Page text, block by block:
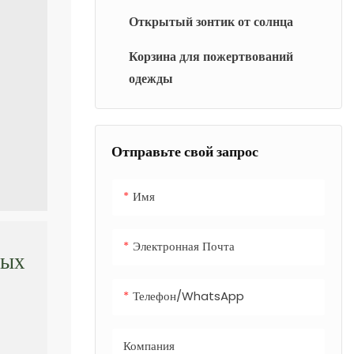
атмосферным
граффити, что делает
выбором для
утилизации
муниципальных
Изготовленные из
покрытием, они
закрытым
удерживает запахи и
Открытый зонтик от солнца
Корзина для пожертвований
одежды
Отправьте свой запрос
Имя
Электронная Почта
Телефон/WhatsApp
Компания